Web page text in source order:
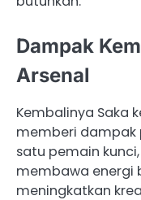
Dampak
Arsenal
Kembalinya Saka
memberi dampak
satu pemain
membawa energi
meningkatkan